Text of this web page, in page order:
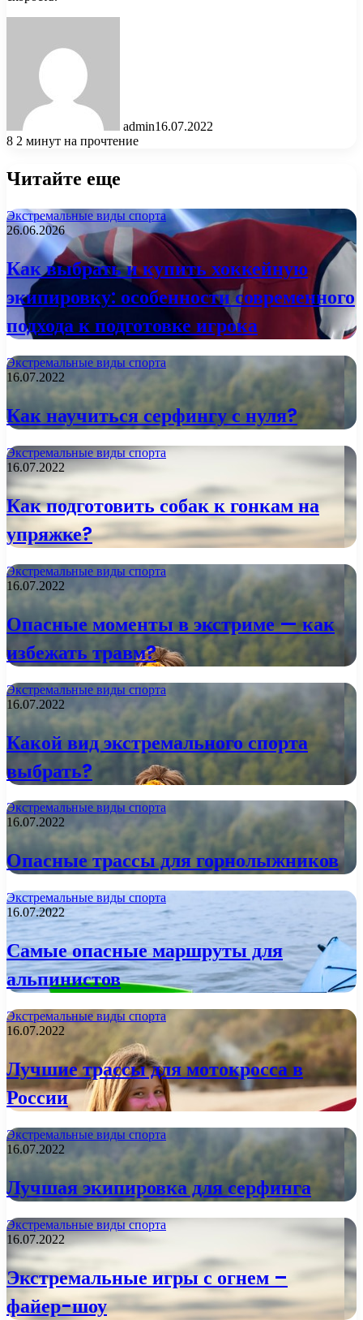
admin16.07.2022
8 2 минут на прочтение
Читайте еще
Экстремальные виды спорта
26.06.2026
Как выбрать и купить хоккейную
экипировку: особенности современного
подхода к подготовке игрока
Экстремальные виды спорта
16.07.2022
Как научиться серфингу с нуля?
Экстремальные виды спорта
16.07.2022
Как подготовить собак к гонкам на
упряжке?
Экстремальные виды спорта
16.07.2022
Опасные моменты в экстриме — как
избежать травм?
Экстремальные виды спорта
16.07.2022
Какой вид экстремального спорта
выбрать?
Экстремальные виды спорта
16.07.2022
Опасные трассы для горнолыжников
Экстремальные виды спорта
16.07.2022
Самые опасные маршруты для
альпинистов
Экстремальные виды спорта
16.07.2022
Лучшие трассы для мотокросса в
России
Экстремальные виды спорта
16.07.2022
Лучшая экипировка для серфинга
Экстремальные виды спорта
16.07.2022
Экстремальные игры с огнем –
файер-шоу